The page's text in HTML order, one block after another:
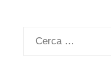
Ricerca